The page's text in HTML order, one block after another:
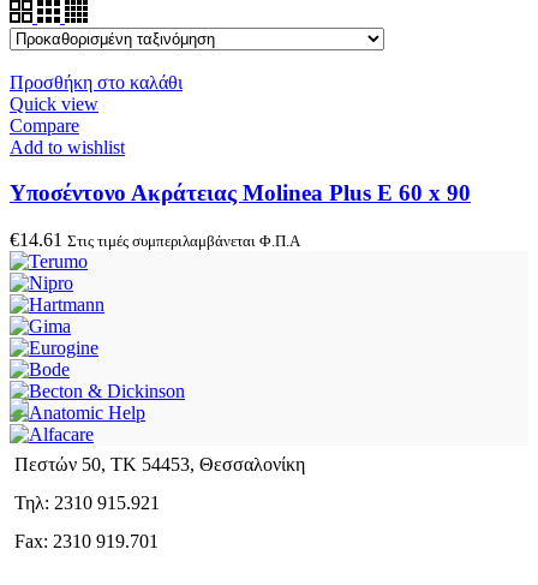
Προσθήκη στο καλάθι
Quick view
Compare
Add to wishlist
Υποσέντονο Ακράτειας Molinea Plus E 60 x 90
€14.61 Στις τιμές συμπεριλαμβάνεται Φ.Π.Α
Πεστών 50, ΤΚ 54453, Θεσσαλονίκη
Τηλ: 2310 915.921
Fax: 2310 919.701